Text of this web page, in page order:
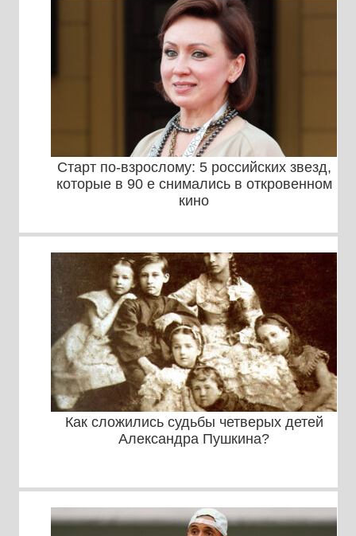
Старт по-взрослому: 5 российских звезд,
которые в 90 е снимались в откровенном
кино
Как сложились судьбы четверых детей
Александра Пушкина?